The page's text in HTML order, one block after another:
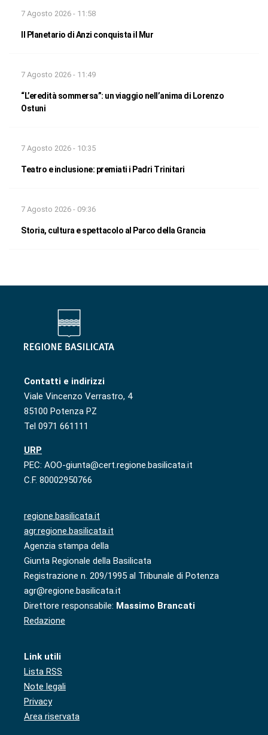
7 Agosto 2026 - 11:58
Il Planetario di Anzi conquista il Mur
7 Agosto 2026 - 11:49
“L’eredità sommersa”: un viaggio nell’anima di Lorenzo
Ostuni
7 Agosto 2026 - 10:35
Teatro e inclusione: premiati i Padri Trinitari
7 Agosto 2026 - 09:36
Storia, cultura e spettacolo al Parco della Grancia
Contatti e indirizzi
Viale Vincenzo Verrastro, 4
85100 Potenza PZ
Tel 0971 661111
URP
PEC: AOO-giunta@cert.regione.basilicata.it
C.F. 80002950766
regione.basilicata.it
agr.regione.basilicata.it
Agenzia stampa della
Giunta Regionale della Basilicata
Registrazione n. 209/1995 al Tribunale di Potenza
agr@regione.basilicata.it
Direttore responsabile: Massimo Brancati
Redazione
Link utili
Lista RSS
Note legali
Privacy
Area riservata